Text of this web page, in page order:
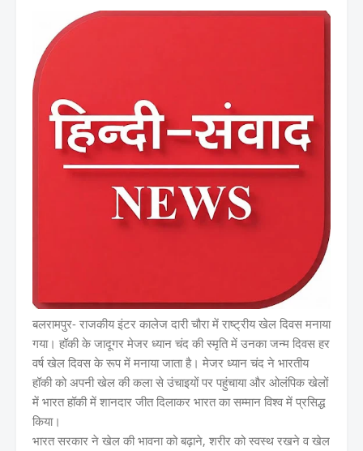
बलरामपुर- राजकीय इंटर कालेज दारी चौरा में राष्ट्रीय खेल दिवस मनाया
गया। हॉकी के जादूगर मेजर ध्यान चंद की स्मृति में उनका जन्म दिवस हर
वर्ष खेल दिवस के रूप में मनाया जाता है। मेजर ध्यान चंद ने भारतीय
हॉकी को अपनी खेल की कला से उंचाइयों पर पहुंचाया और ओलंपिक खेलों
में भारत हॉकी में शानदार जीत दिलाकर भारत का सम्मान विश्व में प्रसिद्ध
किया।
भारत सरकार ने खेल की भावना को बढ़ाने, शरीर को स्वस्थ रखने व खेल